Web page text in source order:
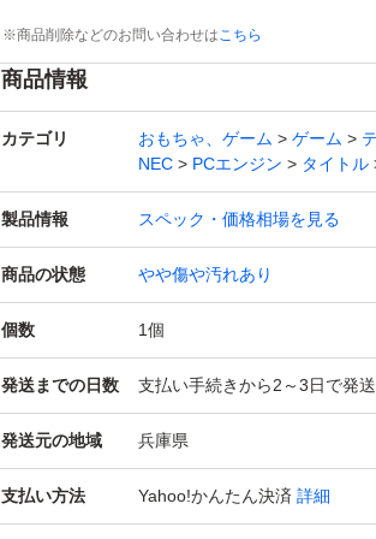
※商品削除などのお問い合わせはこちら
商品情報
カテゴリ おもちゃ、ゲーム ゲーム
NEC
PCエンジン タイトル
製品情報 スペック・価格相場を見る
商品の状態 やや傷や汚れあり
個数 1個
発送までの日数 支払い手続きから2～3日で発送
発送元の地域 兵庫県
支払い方法 Yahoo!かんたん決済 詳細